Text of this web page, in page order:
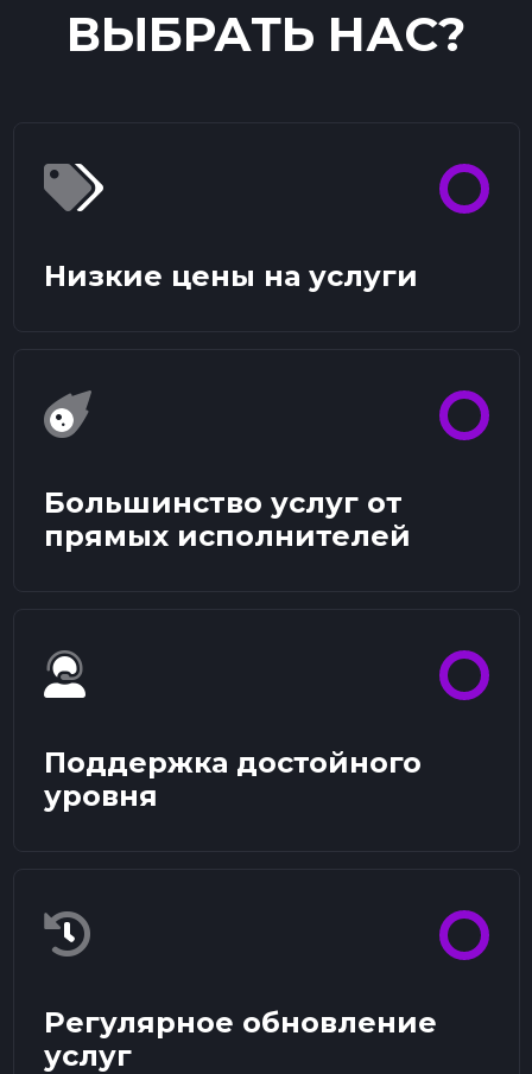
ВЫБРАТЬ НАС?
Низкие цены на услуги
Большинство услуг от
прямых исполнителей
Поддержка достойного
уровня
Регулярное обновление
услуг